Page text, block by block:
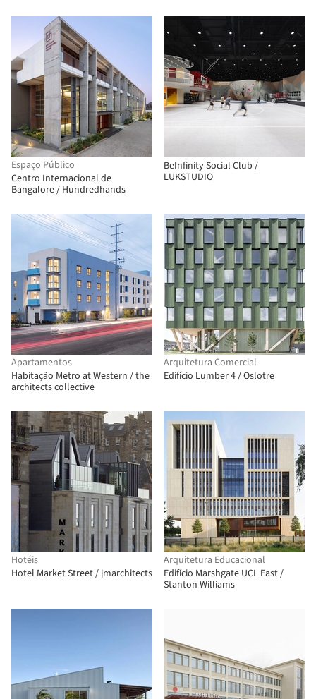
Espaço Público
Centro Internacional de
Bangalore / Hundredhands
BeInfinity Social Club /
LUKSTUDIO
Apartamentos
Habitação Metro at Western / the
architects collective
Arquitetura Comercial
Edifício Lumber 4 / Oslotre
Hotéis
Hotel Market Street / jmarchitects
Arquitetura Educacional
Edifício Marshgate UCL East /
Stanton Williams